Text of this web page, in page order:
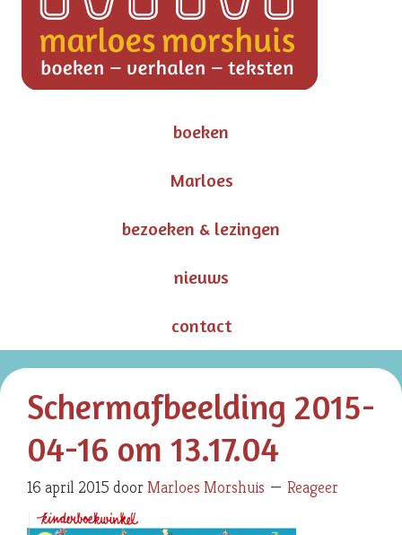
boeken
Marloes
bezoeken & lezingen
nieuws
contact
Schermafbeelding 2015-
04-16 om 13.17.04
16 april 2015 doorMarloes Morshuis Reageer